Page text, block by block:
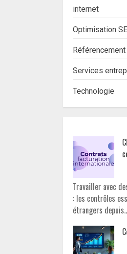
internet
Optimisation
Référencement
Services
Technologie
Travailler avec
: les contrôles
étrangers